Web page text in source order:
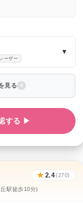
ーザー
▼
見る
する ▶
★ 2.4(270)
駅徒歩10分)